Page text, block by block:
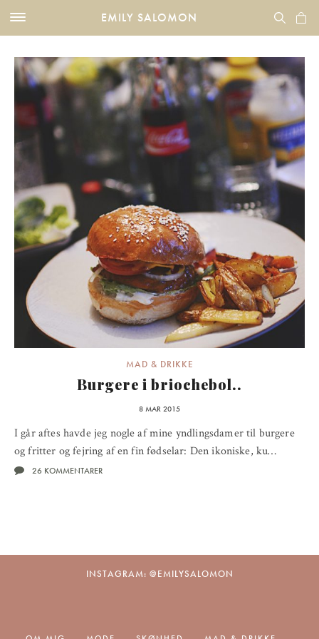
EMILY SALOMON
MAD & DRIKKE
Burgere i briochebol..
8 MAR 2015
I går aftes havde jeg nogle af mine yndlingsdamer til burgere
og fritter og fejring af en fin fødselar: Den ikoniske, ku…
26 KOMMENTARER
INSTAGRAM: @EMILYSALOMON